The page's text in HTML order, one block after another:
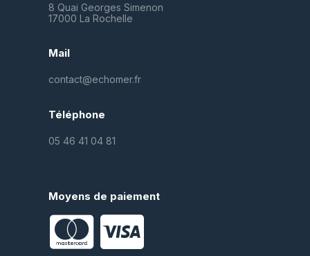
8 Quai Georges Simenon
17000 La Rochelle
Mail
contact@echomer.fr
Téléphone
05 46 41 04 81
Moyens de paiement